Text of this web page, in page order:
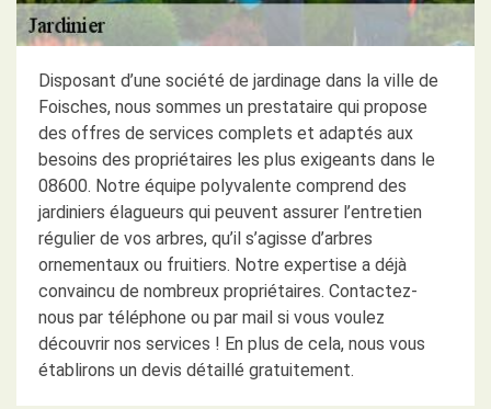
Disposant d’une société de jardinage dans la ville de
Foisches, nous sommes un prestataire qui propose
des offres de services complets et adaptés aux
besoins des propriétaires les plus exigeants dans le
08600. Notre équipe polyvalente comprend des
jardiniers élagueurs qui peuvent assurer l’entretien
régulier de vos arbres, qu’il s’agisse d’arbres
ornementaux ou fruitiers. Notre expertise a déjà
convaincu de nombreux propriétaires. Contactez-
nous par téléphone ou par mail si vous voulez
découvrir nos services ! En plus de cela, nous vous
établirons un devis détaillé gratuitement.